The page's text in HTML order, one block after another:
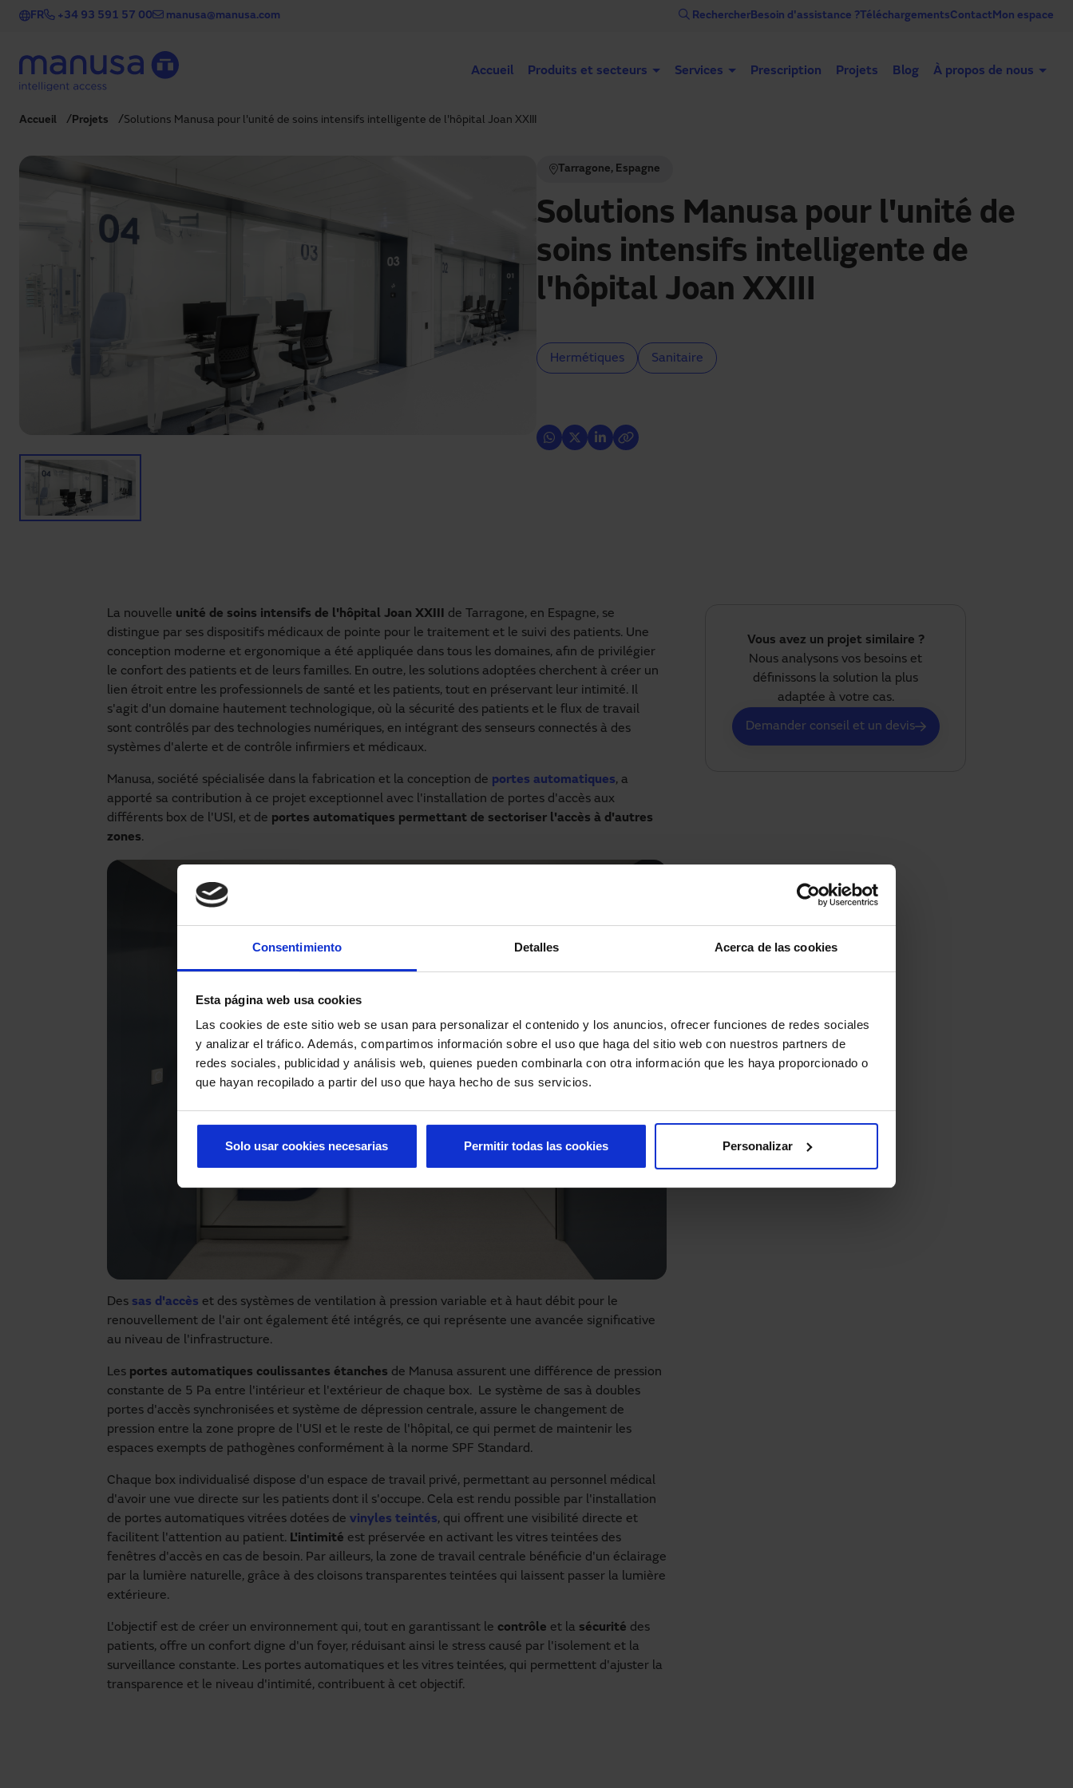
Consentimiento Detalles Acerca de las cookies
Esta página web usa cookies
Las cookies de este sitio web se usan para personalizar el contenido y los anuncios, ofrecer funciones de redes sociales
y analizar el tráfico. Además, compartimos información sobre el uso que haga del sitio web con nuestros partners de
redes sociales, publicidad y análisis web, quienes pueden combinarla con otra información que les haya proporcionado o
que hayan recopilado a partir del uso que haya hecho de sus servicios.
Solo usar cookies necesarias Personalizar
Permitir todas las cookies
Aller au contenu principal
FR +34 93 591 57 00 manusa@manusa.com RechercherBesoin d'assistance ? TéléchargementsContactMon espace
Accueil Produits et secteurs Services Prescription Projets Blog À propos de nous
Accueil Projets Solutions Manusa pour l'unité de soins intensifs intelligente de l'hôpital Joan XXIII
Tarragone, Espagne
Solutions Manusa pour l'unité de
soins intensifs intelligente de
l'hôpital Joan XXIII
Hermétiques Sanitaire
La nouvelle unité de soins intensifs de l'hôpital Joan XXIII
de Tarragone, en Espagne, se
distingue par ses dispositifs médicaux de pointe pour le traitement et le suivi des patients. Une
conception moderne et ergonomique a été appliquée dans tous les domaines, afin de privilégier
le confort des patients et de leurs familles. En outre, les solutions adoptées cherchent à créer un
lien étroit entre les professionnels de santé et les patients, tout en préservant leur intimité. Il
s'agit d'un domaine hautement technologique, où la sécurité des patients et le flux de travail
sont contrôlés par des technologies numériques, en intégrant des senseurs connectés à des
systèmes d'alerte et de contrôle infirmiers et médicaux.
Manusa, société spécialisée dans la fabrication et la conception de portes automatiques, a
apporté sa contribution à ce projet exceptionnel avec l'installation de portes d'accès aux
différents box de l'USI, et de portes automatiques permettant de sectoriser l'accès à d'autres
zones.
Des sas d'accès et des systèmes de ventilation à pression variable et à haut débit pour le
renouvellement de l'air ont également été intégrés, ce qui représente une avancée significative
au niveau de l'infrastructure.
Les portes automatiques coulissantes étanches de Manusa assurent une différence de pression
constante de 5 Pa entre l'intérieur et l'extérieur de chaque box. Le système de sas à doubles
portes d'accès synchronisées et système de dépression centrale, assure le changement de
pression entre la zone propre de l'USI et le reste de l'hôpital, ce qui permet de maintenir les
espaces exempts de pathogènes conformément à la norme SPF Standard.
Chaque box individualisé dispose d'un espace de travail privé, permettant au personnel médical
d'avoir une vue directe sur les patients dont il s'occupe. Cela est rendu possible par l'installation
de portes automatiques vitrées dotées de vinyles teintés, qui offrent une visibilité directe et
facilitent l'attention au patient. L'intimité est préservée en activant les vitres teintées des
fenêtres d'accès en cas de besoin. Par ailleurs, la zone de travail centrale bénéficie d'un éclairage
par la lumière naturelle, grâce à des cloisons transparentes teintées qui laissent passer la lumière
extérieure.
L'objectif est de créer un environnement qui, tout en garantissant le contrôle et la sécurité des
patients, offre un confort digne d'un foyer, réduisant ainsi le stress causé par l'isolement et la
surveillance constante. Les portes automatiques et les vitres teintées, qui permettent d'ajuster la
transparence et le niveau d'intimité, contribuent à cet objectif.
Vous avez un projet similaire ?
Nous analysons vos besoins et
définissons la solution la plus
adaptée à votre cas.
Demander conseil et un devis